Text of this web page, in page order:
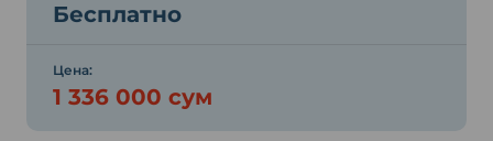
Бесплатно
Цена:
1 336 000 сум